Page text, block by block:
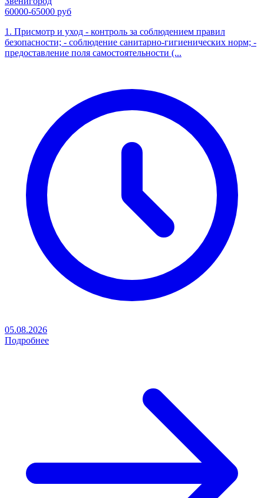
60000-65000 руб
1. Присмотр и уход - контроль за соблюдением правил
безопасности; - соблюдение санитарно-гигиенических норм; -
предоставление поля самостоятельности (...
05.08.2026
Подробнее